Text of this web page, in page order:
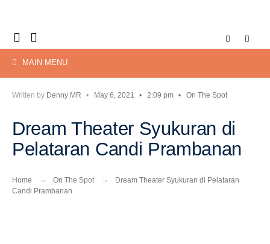
content
MAIN MENU
Written by Denny MR • May 6, 2021 • 2:09 pm • On The Spot
Dream Theater Syukuran di
Pelataran Candi Prambanan
Home On The Spot
Dream Theater Syukuran di Pelataran
Candi Prambanan